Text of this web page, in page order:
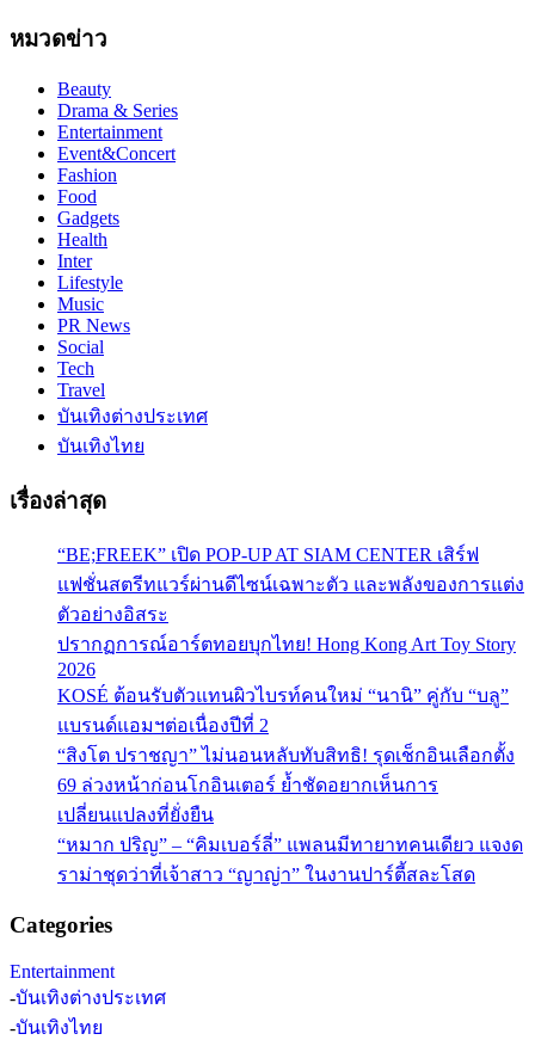
หมวดข่าว
Beauty
Drama & Series
Entertainment
Event&Concert
Fashion
Food
Gadgets
Health
Inter
Lifestyle
Music
PR News
Social
Tech
Travel
บันเทิงต่างประเทศ
บันเทิงไทย
เรื่องล่าสุด
“BE;FREEK” เปิด POP-UP AT SIAM CENTER เสิร์ฟ
แฟชั่นสตรีทแวร์ผ่านดีไซน์เฉพาะตัว และพลังของการแต่ง
ตัวอย่างอิสระ
ปรากฏการณ์อาร์ตทอยบุกไทย! Hong Kong Art Toy Story
2026
KOSÉ ต้อนรับตัวแทนผิวไบรท์คนใหม่ “นานิ” คู่กับ “บลู”
แบรนด์แอมฯต่อเนื่องปีที่ 2
“สิงโต ปราชญา” ไม่นอนหลับทับสิทธิ! รุดเช็กอินเลือกตั้ง
69 ล่วงหน้าก่อนโกอินเตอร์ ย้ำชัดอยากเห็นการ
เปลี่ยนแปลงที่ยั่งยืน
“หมาก ปริญ” – “คิมเบอร์ลี่” แพลนมีทายาทคนเดียว แจงด
ราม่าชุดว่าที่เจ้าสาว “ญาญ่า” ในงานปาร์ตี้สละโสด
Categories
Entertainment
-บันเทิงต่างประเทศ
-บันเทิงไทย